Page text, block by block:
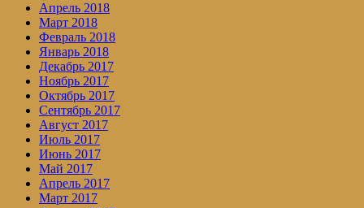
Апрель 2018
Март 2018
Февраль 2018
Январь 2018
Декабрь 2017
Ноябрь 2017
Октябрь 2017
Сентябрь 2017
Август 2017
Июль 2017
Июнь 2017
Май 2017
Апрель 2017
Март 2017